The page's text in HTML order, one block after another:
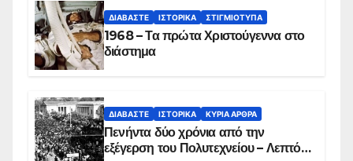
ΔΙΑΒΆΣΤΕ ΙΣΤΟΡΙΚΆ ΣΤΙΓΜΙΌΤΥΠΑ
1968 – Τα πρώτα Χριστούγεννα στο
διάστημα
ΔΙΑΒΆΣΤΕ ΙΣΤΟΡΙΚΆ ΚΥΡΙΑ ΑΡΘΡΑ
Πενήντα δύο χρόνια από την
εξέγερση του Πολυτεχνείου – Λεπτό